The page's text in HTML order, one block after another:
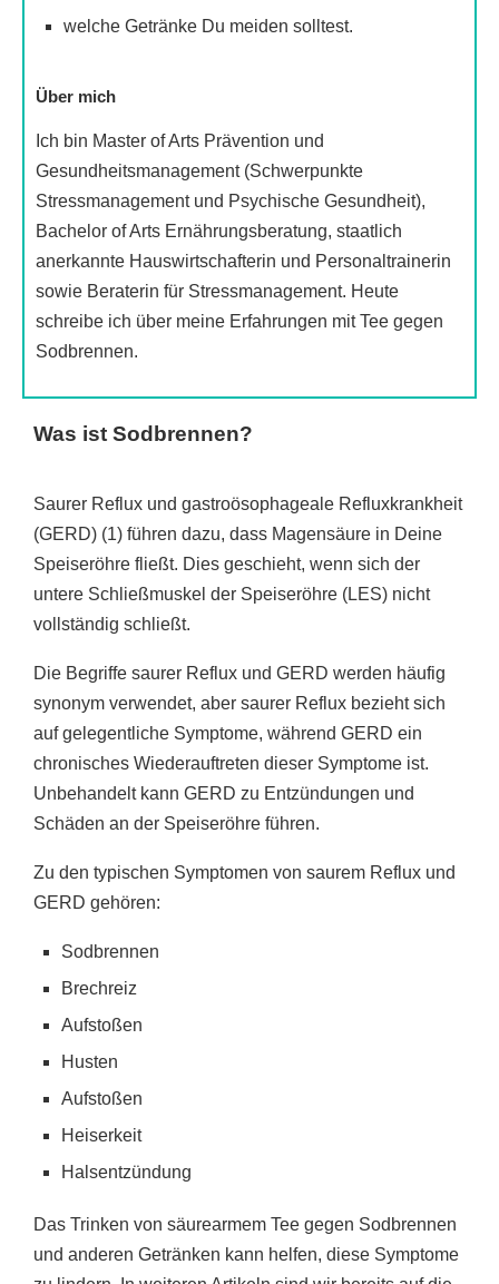
welche Getränke Du meiden solltest.
Über mich
Ich bin Master of Arts Prävention und
Gesundheitsmanagement (Schwerpunkte
Stressmanagement und Psychische Gesundheit),
Bachelor of Arts Ernährungsberatung, staatlich
anerkannte Hauswirtschafterin und Personaltrainerin
sowie Beraterin für Stressmanagement. Heute
schreibe ich über meine Erfahrungen mit Tee gegen
Sodbrennen.
Was ist Sodbrennen?
Saurer Reflux und gastroösophageale Refluxkrankheit
(GERD) (1) führen dazu, dass Magensäure in Deine
Speiseröhre fließt. Dies geschieht, wenn sich der
untere Schließmuskel der Speiseröhre (LES) nicht
vollständig schließt.
Die Begriffe saurer Reflux und GERD werden häufig
synonym verwendet, aber saurer Reflux bezieht sich
auf gelegentliche Symptome, während GERD ein
chronisches Wiederauftreten dieser Symptome ist.
Unbehandelt kann GERD zu Entzündungen und
Schäden an der Speiseröhre führen.
Zu den typischen Symptomen von saurem Reflux und
GERD gehören:
Sodbrennen
Brechreiz
Aufstoßen
Husten
Aufstoßen
Heiserkeit
Halsentzündung
Das Trinken von säurearmem Tee gegen Sodbrennen
und anderen Getränken kann helfen, diese Symptome